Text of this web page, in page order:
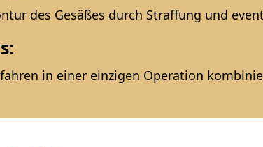
des Gesäßes durch Straffung und
in einer einzigen Operation